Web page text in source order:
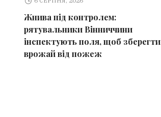
Жнива під контролем:
рятувальники Вінниччини
інспектують поля, щоб зберегти
врожай від пожеж